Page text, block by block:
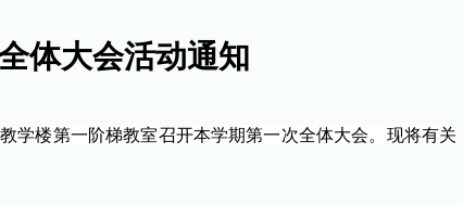
体大会活动通知
学楼第一阶梯教室召开本学期第一次全体大会。现将有关